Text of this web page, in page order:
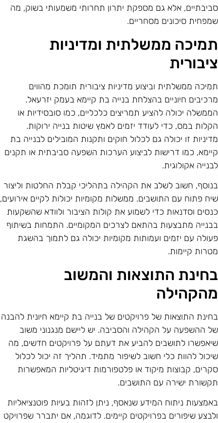
אלא גם מספקת יתרון תחרותי משמעותי בשוק, מה
סיכונים מסחריים.
ממשלתית ומדיניות
ממשלתית וביצוע מדיניות ציבורית תומכת מהווים
חיוניים בהצלחת בנייה בת קיימא בעמק יזרעאל.
יכולה להציע תמריצים כלכליים, כמו סובסידיות או
במס, כדי לעודד יזמים לאמץ שיטות בנייה ירוקות.
זו יכולה גם לכלול חוקים ותקנות המובילים לבנייה בת
כמו דרישות לביצוע הערכות השפעה סביבתית או תקנים
אקולוגית.
חשוב לשלב את הקהילה בתהליכי קבלת החלטות וליצור
פתוח עם התושבים. ממשלות מקומיות יכולות לקיים אירועים,
וסדנאות כדי לשמוע את קולות הציבור ולוודא שהשקעות
מתבצעות בהתאם לצרכים המקומיים. התמחות בשיתוף
עם יזמים ועמותות מקומיות יכולה גם לתמוך בהשגת
קיימות.
התוצאות והמשוב
התוצאות של פרויקטים של בנייה בת קיימא חיונית להבנה
ההשפעה על הקהילה והסביבה. יש ליישם מנגנוני משוב
לתושבים להביע את דעתם על פרויקטים חדשים, מה
להוות כלי חשוב לשיפור מתמיד. תהליך זה יכול לכלול
קבוצות מיקוד או פלטפורמות דיגיטליות המאפשרות
ישירה עם התושבים.
ניתוח המידע שנאסף, ניתן לזהות בעיות פוטנציאליות
שיפורים בפרויקטים קיימים. לדוגמה, אם יתברר שפרויקט